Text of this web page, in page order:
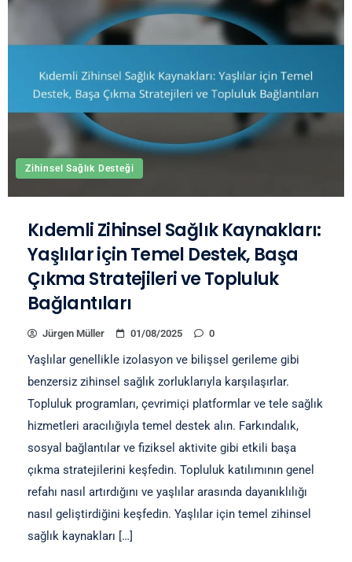
Zihinsel Sağlık Desteği
Kıdemli Zihinsel Sağlık Kaynakları:
Yaşlılar için Temel Destek, Başa
Çıkma Stratejileri ve Topluluk
Bağlantıları
Jürgen Müller 01/08/2025 0
Yaşlılar genellikle izolasyon ve bilişsel gerileme gibi
benzersiz zihinsel sağlık zorluklarıyla karşılaşırlar.
Topluluk programları, çevrimiçi platformlar ve tele sağlık
hizmetleri aracılığıyla temel destek alın. Farkındalık,
sosyal bağlantılar ve fiziksel aktivite gibi etkili başa
çıkma stratejilerini keşfedin. Topluluk katılımının genel
refahı nasıl artırdığını ve yaşlılar arasında dayanıklılığı
nasıl geliştirdiğini keşfedin. Yaşlılar için temel zihinsel
sağlık kaynakları […]